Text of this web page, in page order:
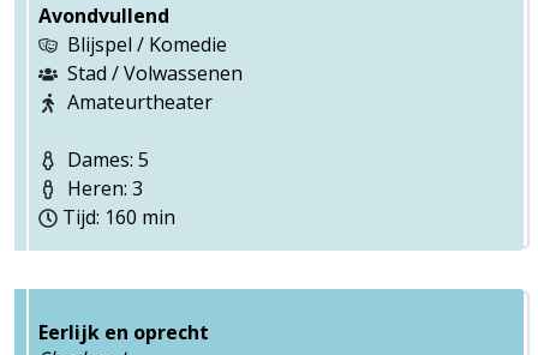
Avondvullend
Blijspel / Komedie
Stad / Volwassenen
Amateurtheater
Dames: 5
Heren: 3
Tijd: 160 min
Eerlijk en oprecht